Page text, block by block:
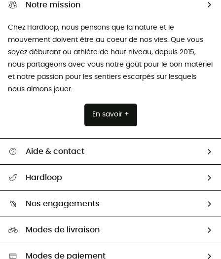
Notre mission
Chez Hardloop, nous pensons que la nature et le
mouvement doivent être au coeur de nos vies. Que vous
soyez débutant ou athlète de haut niveau, depuis 2015,
nous partageons avec vous notre goût pour le bon matériel
et notre passion pour les sentiers escarpés sur lesquels
nous aimons jouer.
En savoir +
Aide & contact
Retour & remboursement
Guide des tailles
Seconde Main
Aide & Contact
Hardloop
HardGuides
Nos engagements
Sélection éco-responsable
Modes de livraison
Modes de paiement